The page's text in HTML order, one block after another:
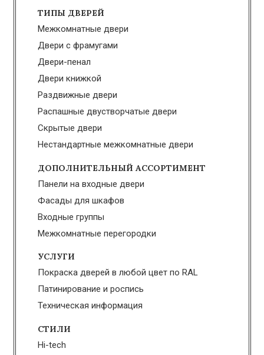
ТИПЫ ДВЕРЕЙ
Межкомнатные двери
Двери с фрамугами
Двери-пенал
Двери книжкой
Раздвижные двери
Распашные двустворчатые двери
Скрытые двери
Нестандартные межкомнатные двери
ДОПОЛНИТЕЛЬНЫЙ АССОРТИМЕНТ
Панели на входные двери
Фасады для шкафов
Входные группы
Межкомнатные перегородки
УСЛУГИ
Покраска дверей в любой цвет по RAL
Патинирование и роспись
Техническая информация
СТИЛИ
Hi-tech